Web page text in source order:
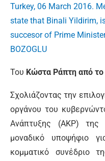
Του Κώστα Ράπτη από το
Σχολιάζοντας την
οργάνου του
Ανάπτυξης (ΑΚΡ) της
μοναδικό υποψήφιο
κομματικό συνέδριο